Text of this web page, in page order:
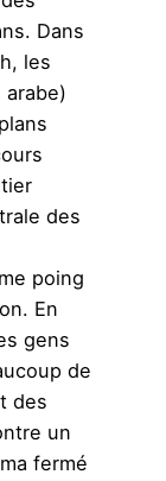
Dans
les
arabe)
des
poing
En
gens
de
des
un
fermé